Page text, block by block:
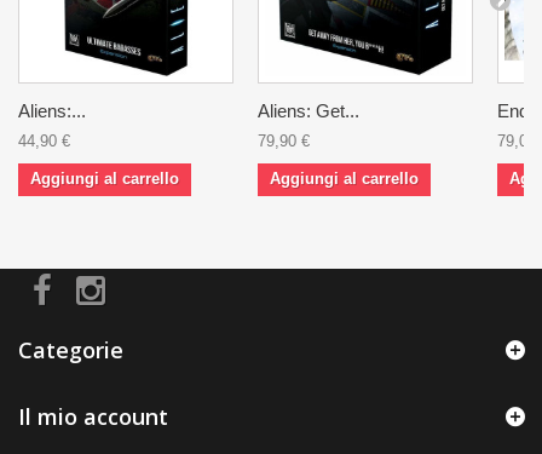
Aliens:...
44,90 €
Aggiungi al carrello
Aliens: Get...
79,90 €
Aggiungi al carrello
79,00
Categorie
Il mio account